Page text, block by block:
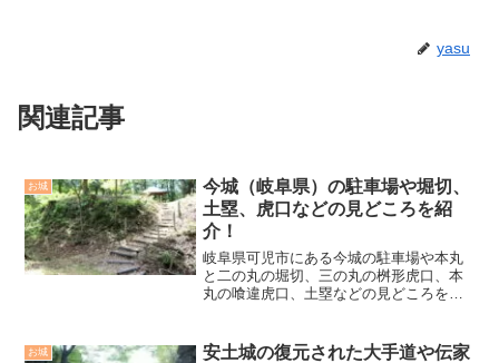
yasu
関連記事
お城
今城（岐阜県）の駐車場や堀切、
土塁、虎口などの見どころを紹
介！
岐阜県可児市にある今城の駐車場や本丸
と二の丸の堀切、三の丸の桝形虎口、本
丸の喰違虎口、土塁などの見どころを紹
お城
安土城の復元された大手道や伝家